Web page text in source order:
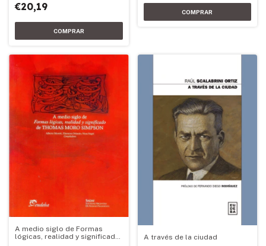
€20,19
A medio siglo de Formas
lógicas, realidad y significado
A través de la ciudad